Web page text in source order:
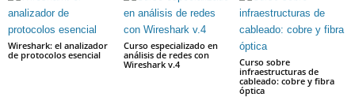
Wireshark: el analizador
de protocolos esencial
Curso especializado en
análisis de redes con
Wireshark v.4
Curso sobre
infraestructuras de
cableado: cobre y fibra
óptica